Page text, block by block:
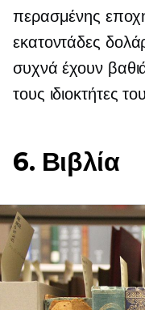
περασμένης
εκατοντάδες
συχνά έχουν
τους ιδιοκτήτες
6. Βιβλία